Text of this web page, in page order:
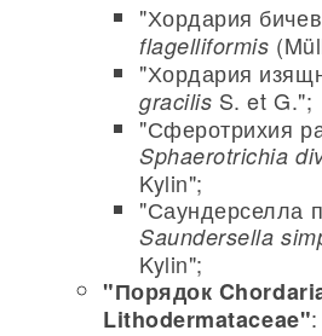
"Хордария
flagelliformis
"Хордария
gracilis S. et G.";
"Сферотрихия
Sphaerotrichia
Kylin";
"Саундерселла
Saundersella
Kylin";
"Порядок
Lithodermataceae":